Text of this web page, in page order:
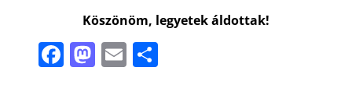
Köszönöm, legyetek áldottak!
F M E P